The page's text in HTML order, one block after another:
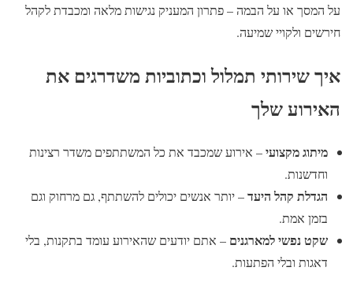
על המסך או על הבמה – פתרון המעניק נגישות מלאה ומכבדת לקהל
חירשים ולקויי שמיעה.
איך שירותי תמלול וכתוביות משדרגים את
האירוע שלך
מיתוג מקצועי– אירוע שמכבד את כל המשתתפים משדר רצינות
וחדשנות.
הגדלת קהל היעד– יותר אנשים יכולים להשתתף, גם מרחוק וגם
בזמן אמת.
שקט נפשי למארגנים – אתם יודעים שהאירוע עומד בתקנות, בלי
דאגות ובלי הפתעות.